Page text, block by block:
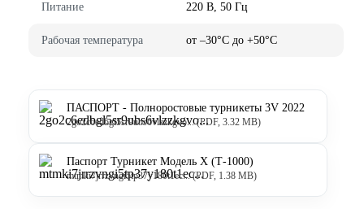
Питание 220 В, 50 Гц
Рабочая температура от –30°C до +50°C
ПАСПОРТ - Полноростовые турникеты 3V 2022
2go2c6edbgl5sr9ubs6vlzzkgvo... (PDF, 3.32 MB)
Паспорт Турникет Модель X (Т-1000)
mtmki7jrrzvngi5tp37y180t1ec... (PDF, 1.38 MB)